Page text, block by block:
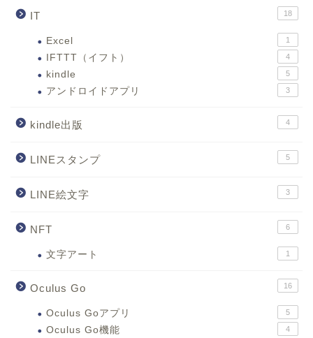
IT 18
Excel 1
IFTTT（イフト） 4
kindle 5
アンドロイドアプリ 3
kindle出版 4
LINEスタンプ 5
LINE絵文字 3
NFT 6
文字アート 1
Oculus Go 16
Oculus Goアプリ 5
Oculus Go機能 4